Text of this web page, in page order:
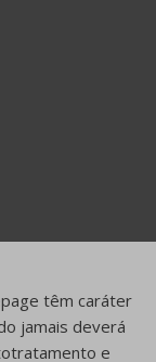
têm caráter
jamais deverá
e